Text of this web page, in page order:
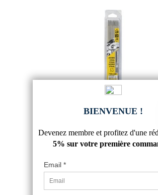
RUTILES ACIER Ø 2.0 MM
7,69 €
5/5-4avis